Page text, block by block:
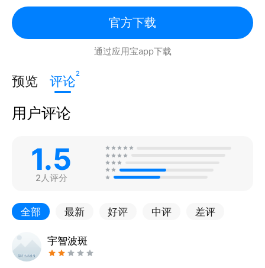
官方下载
通过应用宝app下载
预览 评论2
用户评论
1.5
2人评分
全部 最新 好评 中评 差评
宇智波斑